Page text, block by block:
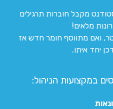
מקבל חוברות תרגילים
מלאים!
ואם מתווסף חומר חדש אז
יחד איתו.
במקצועות הניהול: